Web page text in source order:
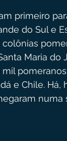
primeiro
do Sul e
Maria do
e Chile.